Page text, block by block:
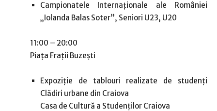
Campionatele Internaționale ale României
„Iolanda Balas Soter”, Seniori U23, U20
11:00 – 20:00
Piața Frații Buzești
Expoziție de tablouri realizate de studenți
Clădiri urbane din Craiova
Casa de Cultură a Studenților Craiova